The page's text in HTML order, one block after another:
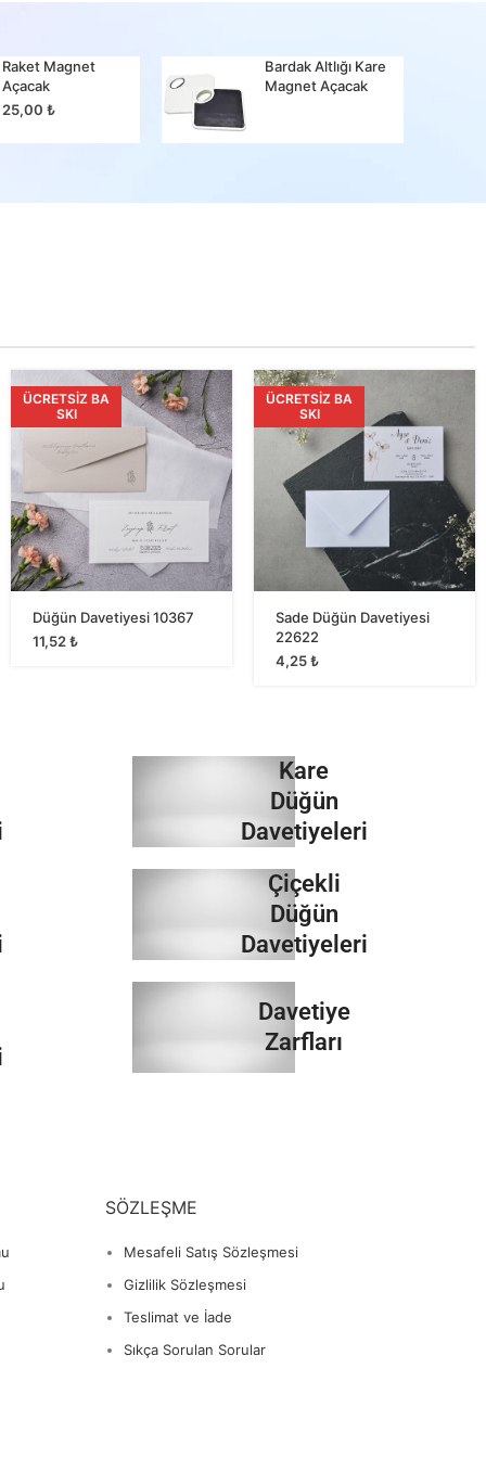
Raket Magnet
Açacak
25,00₺
Bardak Altlığı Kare
Magnet Açacak
ÜCRETSIZ BA
SKI
Düğün Davetiyesi 10367
11,52₺
ÜCRETSIZ BA
SKI
Sade Düğün Davetiyesi
22622
4,25₺
Kare
Düğün
Davetiyeleri
İncele
Çiçekli
Düğün
Davetiyeleri
İncele
Davetiye
Zarfları
SÖZLEŞME
Mesafeli Satış Sözleşmesi
Gizlilik Sözleşmesi
Teslimat ve İade
Sıkça Sorulan Sorular